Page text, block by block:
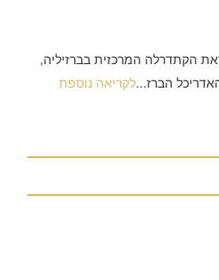
הקתדרלה המרכזית בברזיליה,
הברז...לקריאה נוספת